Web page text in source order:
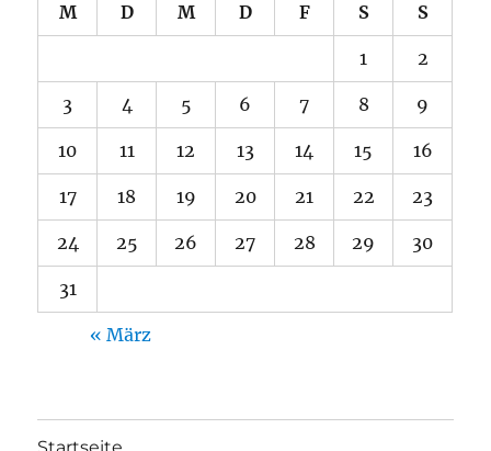
M D M D F S S
1 2
3 4 5 6 7 8 9
10 11 12 13 14 15 16
17 18 19 20 21 22 23
24 25 26 27 28 29 30
31
« März
Startseite